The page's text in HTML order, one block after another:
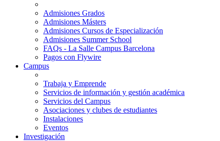
Admisiones Grados
Admisiones Másters
Admisiones Cursos de Especialización
Admisiones Summer School
FAQs - La Salle Campus Barcelona
Pagos con Flywire
Campus
Trabaja y Emprende
Servicios de información y gestión académica
Servicios del Campus
Asociaciones y clubes de estudiantes
Instalaciones
Eventos
Investigación